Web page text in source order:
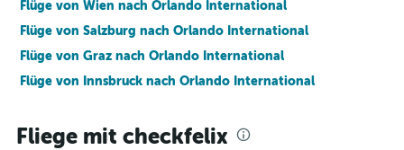
Flüge von Wien nach Orlando International
Flüge von Salzburg nach Orlando International
Flüge von Graz nach Orlando International
Flüge von Innsbruck nach Orlando International
Fliege mit checkfelix